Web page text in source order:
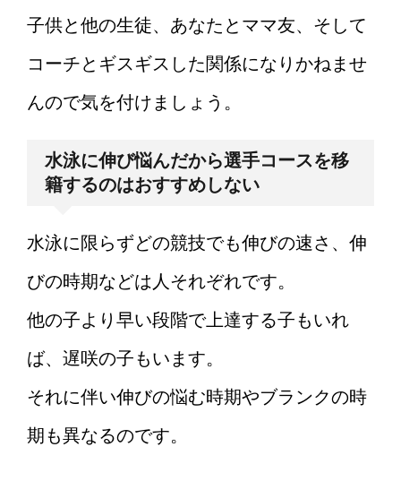
子供と他の生徒、あなたとママ友、そして
コーチとギスギスした関係になりかねませ
んので気を付けましょう。
水泳に伸び悩んだから選手コースを移
籍するのはおすすめしない
水泳に限らずどの競技でも伸びの速さ、伸
びの時期などは人それぞれです。
他の子より早い段階で上達する子もいれ
ば、遅咲の子もいます。
それに伴い伸びの悩む時期やブランクの時
期も異なるのです。